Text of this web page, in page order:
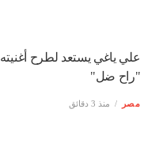
علي ياغي يستعد لطرح أغنيته
"راح ضل"
مصر منذ 3 دقائق